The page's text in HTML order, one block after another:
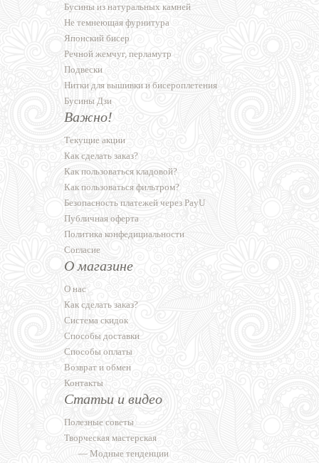
Бусины из натуральных камней
Не темнеющая фурнитура
Японский бисер
Речной жемчуг, перламутр
Подвески
Нитки для вышивки и бисероплетения
Бусины Дзи
Важно!
Текущие акции
Как сделать заказ?
Как пользоваться кладовой?
Как пользоваться фильтром?
Безопасность платежей через PayU
Публичная оферта
Политика конфедициальности
Согласие
О магазине
О нас
Как сделать заказ?
Система скидок
Способы доставки
Способы оплаты
Возврат и обмен
Контакты
Статьи и видео
Полезные советы
Творческая мастерская
— Модные тенденции